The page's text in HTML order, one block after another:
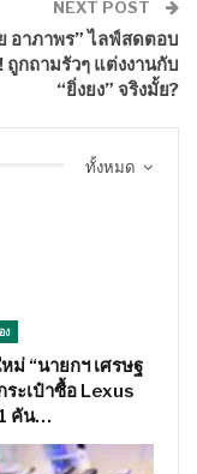
NEXT POST
อาภาพร” ไลฟ์สดตอบ
ถูกถามรัวๆ แต่งงานกับ
“ยิ่งยง” จริงมั้ย?
ทั้งหมด
ง
ม่ “นายกฯ เศรษฐ
ระเป๋าซื้อ Lexus
คัน…